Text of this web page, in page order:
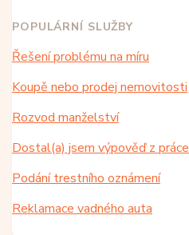
POPULÁRNÍ SLUŽBY
Řešení problému na míru
Koupě nebo prodej nemovitosti
Rozvod manželství
Dostal(a) jsem výpověď z práce
Podání trestního oznámení
Reklamace vadného auta